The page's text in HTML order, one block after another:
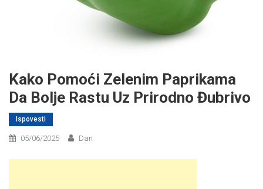
Kako Pomoći Zelenim Paprikama
Da Bolje Rastu Uz Prirodno Đubrivo
Ispovesti
05/06/2025 Dan